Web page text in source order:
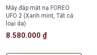
Máy đắp mặt nạ FOREO
UFO 2 (Xanh mint, Tất cả
loại da)
8.580.000 ₫